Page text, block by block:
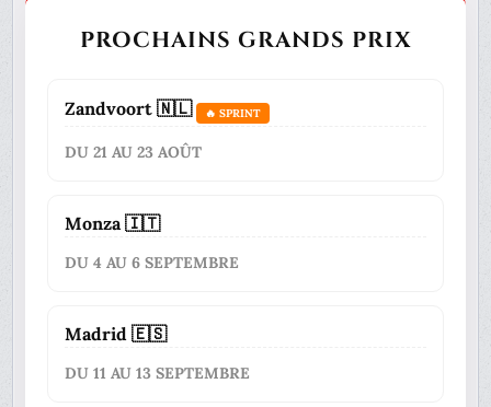
PROCHAINS GRANDS PRIX
Zandvoort 🇳🇱 🔥 SPRINT
DU 21 AU 23 AOÛT
Monza 🇮🇹
DU 4 AU 6 SEPTEMBRE
Madrid 🇪🇸
DU 11 AU 13 SEPTEMBRE